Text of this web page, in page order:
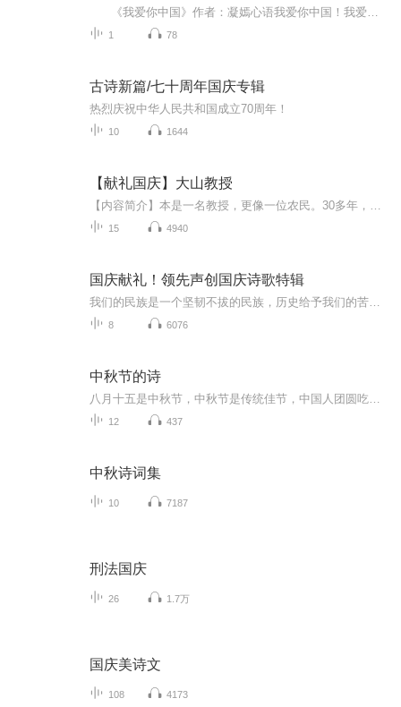
1 78
古诗新篇/七十周年国庆专辑
热烈庆祝中华人民共和国成立70周年！
10 1644
【献礼国庆】大山教授
15 4940
国庆献礼！领先声创国庆诗歌特辑
8 6076
中秋节的诗
12 437
中秋诗词集
10 7187
刑法国庆
26 1.7万
国庆美诗文
108 4173